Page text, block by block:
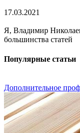
17.03.2021
Я, Владимир
большинства статей
Популярные статьи
Дополнительное